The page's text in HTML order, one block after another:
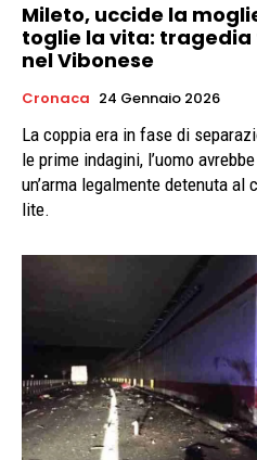
Mileto, uccide la
toglie la vita:
nel Vibonese
Cronaca 24 Gennaio 2026
La coppia era in fase di
le prime indagini, l’uomo
un’arma legalmente detenuta al
lite.